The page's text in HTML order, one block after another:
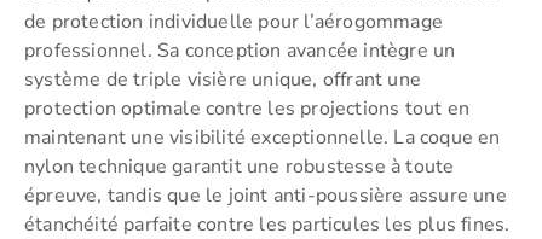
de protection individuelle pour l’aérogommage
professionnel. Sa conception avancée intègre un
système de triple visière unique, offrant une
protection optimale contre les projections tout en
maintenant une visibilité exceptionnelle. La coque en
nylon technique garantit une robustesse à toute
épreuve, tandis que le joint anti-poussière assure une
étanchéité parfaite contre les particules les plus fines.